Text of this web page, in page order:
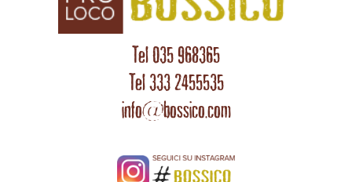
Tel 035 968365
Tel 333 2455535
info@bossico.com